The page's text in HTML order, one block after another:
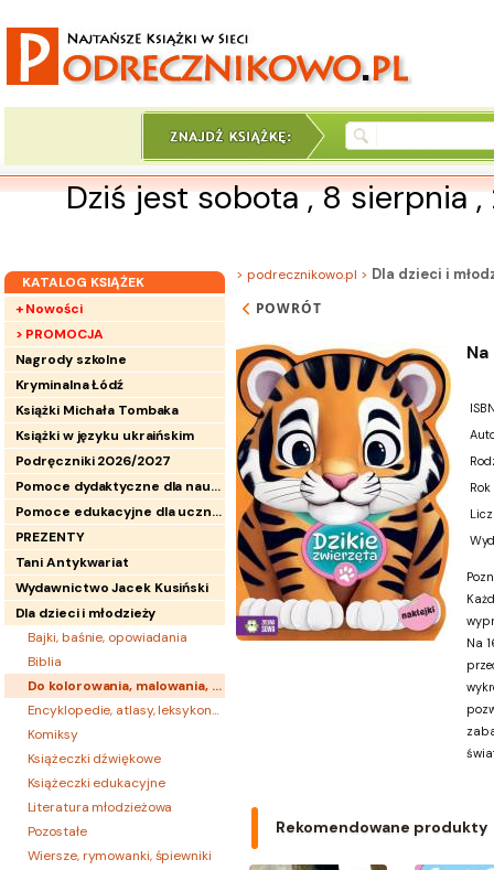
Dziś jest sobota , 8 sierpnia
KATALOG KSIĄŻEK
+ Nowości
> PROMOCJA
Nagrody szkolne
Kryminalna Łódź
Książki Michała Tombaka
Książki w języku ukraińskim
Podręczniki 2026/2027
Pomoce dydaktyczne dla nauczycieli
Pomoce edukacyjne dla uczniów
PREZENTY
Tani Antykwariat
Wydawnictwo Jacek Kusiński
Dla dzieci i młodzieży
Bajki, baśnie, opowiadania
Biblia
Do kolorowania, malowania, wyklejania (
Encyklopedie, atlasy, leksykony, albumy
Komiksy
Książeczki dźwiękowe
Książeczki edukacyjne
Literatura młodzieżowa
Pozostałe
Wiersze, rymowanki, śpiewniki
> podrecznikowo.pl > Dla dzieci i
POWRÓT
Na
Rekomendowane produkty